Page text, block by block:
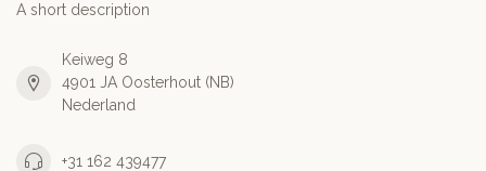
A short description
Keiweg 8
4901 JA Oosterhout (NB)
Nederland
+31 162 439477